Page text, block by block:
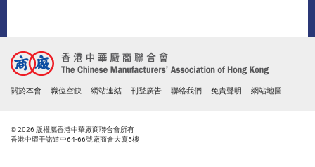
關於本會 職位空缺 網站連結 刊登廣告 聯絡我們 免責聲明 網站地圖
© 2026 版權屬香港中華廠商聯合會所有
香港中環干諾道中64-66號廠商會大廈5樓